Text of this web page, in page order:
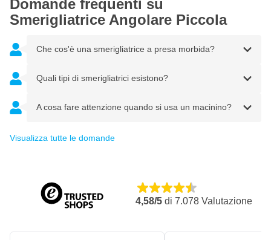
Domande frequenti su
Smerigliatrice Angolare Piccola
Che cos'è una smerigliatrice a presa morbida?
Quali tipi di smerigliatrici esistono?
A cosa fare attenzione quando si usa un macinino?
Visualizza tutte le domande
4,58/5 di 7.078 Valutazione